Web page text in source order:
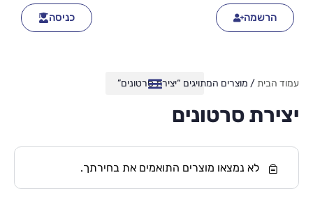
הרשמה כניסה
עמוד הבית/ מוצרים המתויגים “יצירת סרטונים”
יצירת סרטונים
לא נמצאו מוצרים התואמים את בחירתך.